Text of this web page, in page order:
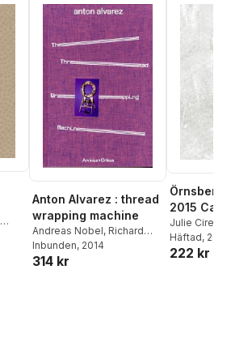
Anton Alvarez : thread
wrapping machine
Andreas Nobel, Richard
Wentworth,Julie Cirelli
Inbunden, 2014
314 kr
2015
Julie Cirelli
Häftad, 2015
222 kr